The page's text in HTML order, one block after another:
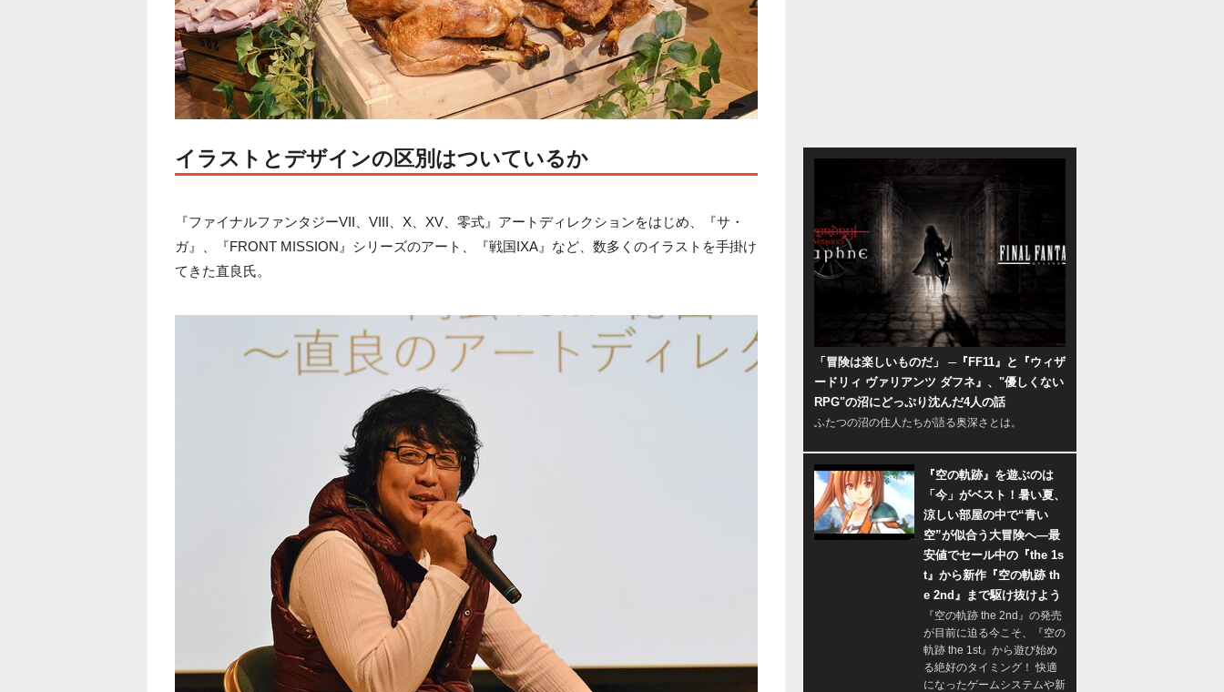
イラストとデザインの区別はついているか
『ファイナルファンタジーVII、VIII、X、XV、零式』アートディレクションをはじめ、『サ・
ガ』、『FRONT MISSION』シリーズのアート、『戦国IXA』など、数多くのイラストを手掛け
てきた直良氏。
「冒険は楽しいものだ」 ─『FF11』と『ウィザ
ードリィ ヴァリアンツ ダフネ』、"優しくない
RPG"の沼にどっぷり沈んだ4人の話
ふたつの沼の住人たちが語る奥深さとは。
『空の軌跡』を遊ぶのは
「今」がベスト！暑い夏、
涼しい部屋の中で“青い
空”が似合う大冒険へ―最
安値でセール中の『the 1s
t』から新作『空の軌跡 th
e 2nd』まで駆け抜けよう
『空の軌跡 the 2nd』の発売
が目前に迫る今こそ、『空の
軌跡 the 1st』から遊び始め
る絶好のタイミング！ 快適
になったゲームシステムや新